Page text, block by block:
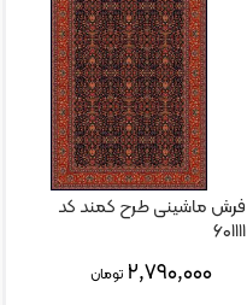
فرش ماشینی طرح کمند کد
۶۰۱۱۱۱
۲,۷۹۰,۰۰۰ تومان